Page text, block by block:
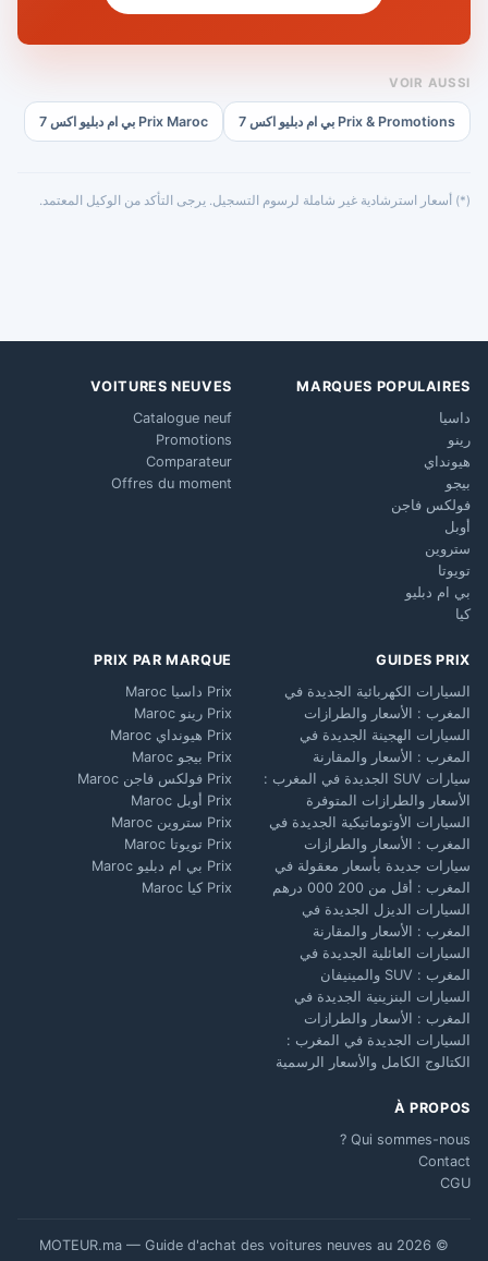
VOIR AUSSI
Prix & Promotions بي ام دبليو اكس 7 Prix Maroc بي ام دبليو اكس 7
(*) أسعار استرشادية غير شاملة لرسوم التسجيل. يرجى التأكد من الوكيل المعتمد.
MARQUES POPULAIRES
داسيا
رينو
هيونداي
بيجو
فولكس فاجن
أوبل
ستروين
تويوتا
بي ام دبليو
كيا
VOITURES NEUVES
Catalogue neuf
Promotions
Comparateur
Offres du moment
GUIDES PRIX
السيارات الكهربائية الجديدة في
المغرب : الأسعار والطرازات
السيارات الهجينة الجديدة في
المغرب : الأسعار والمقارنة
سيارات SUV الجديدة في المغرب :
الأسعار والطرازات المتوفرة
السيارات الأوتوماتيكية الجديدة في
المغرب : الأسعار والطرازات
سيارات جديدة بأسعار معقولة في
المغرب : أقل من 200 000 درهم
السيارات الديزل الجديدة في
المغرب : الأسعار والمقارنة
السيارات العائلية الجديدة في
المغرب : SUV والمينيفان
السيارات البنزينية الجديدة في
المغرب : الأسعار والطرازات
السيارات الجديدة في المغرب :
الكتالوج الكامل والأسعار الرسمية
PRIX PAR MARQUE
Prix داسيا Maroc
Prix رينو Maroc
Prix هيونداي Maroc
Prix بيجو Maroc
Prix فولكس فاجن Maroc
Prix أوبل Maroc
Prix ستروين Maroc
Prix تويوتا Maroc
Prix بي ام دبليو Maroc
Prix كيا Maroc
À PROPOS
Qui sommes-nous ?
Contact
CGU
© 2026 MOTEUR.ma — Guide d'achat des voitures neuves au